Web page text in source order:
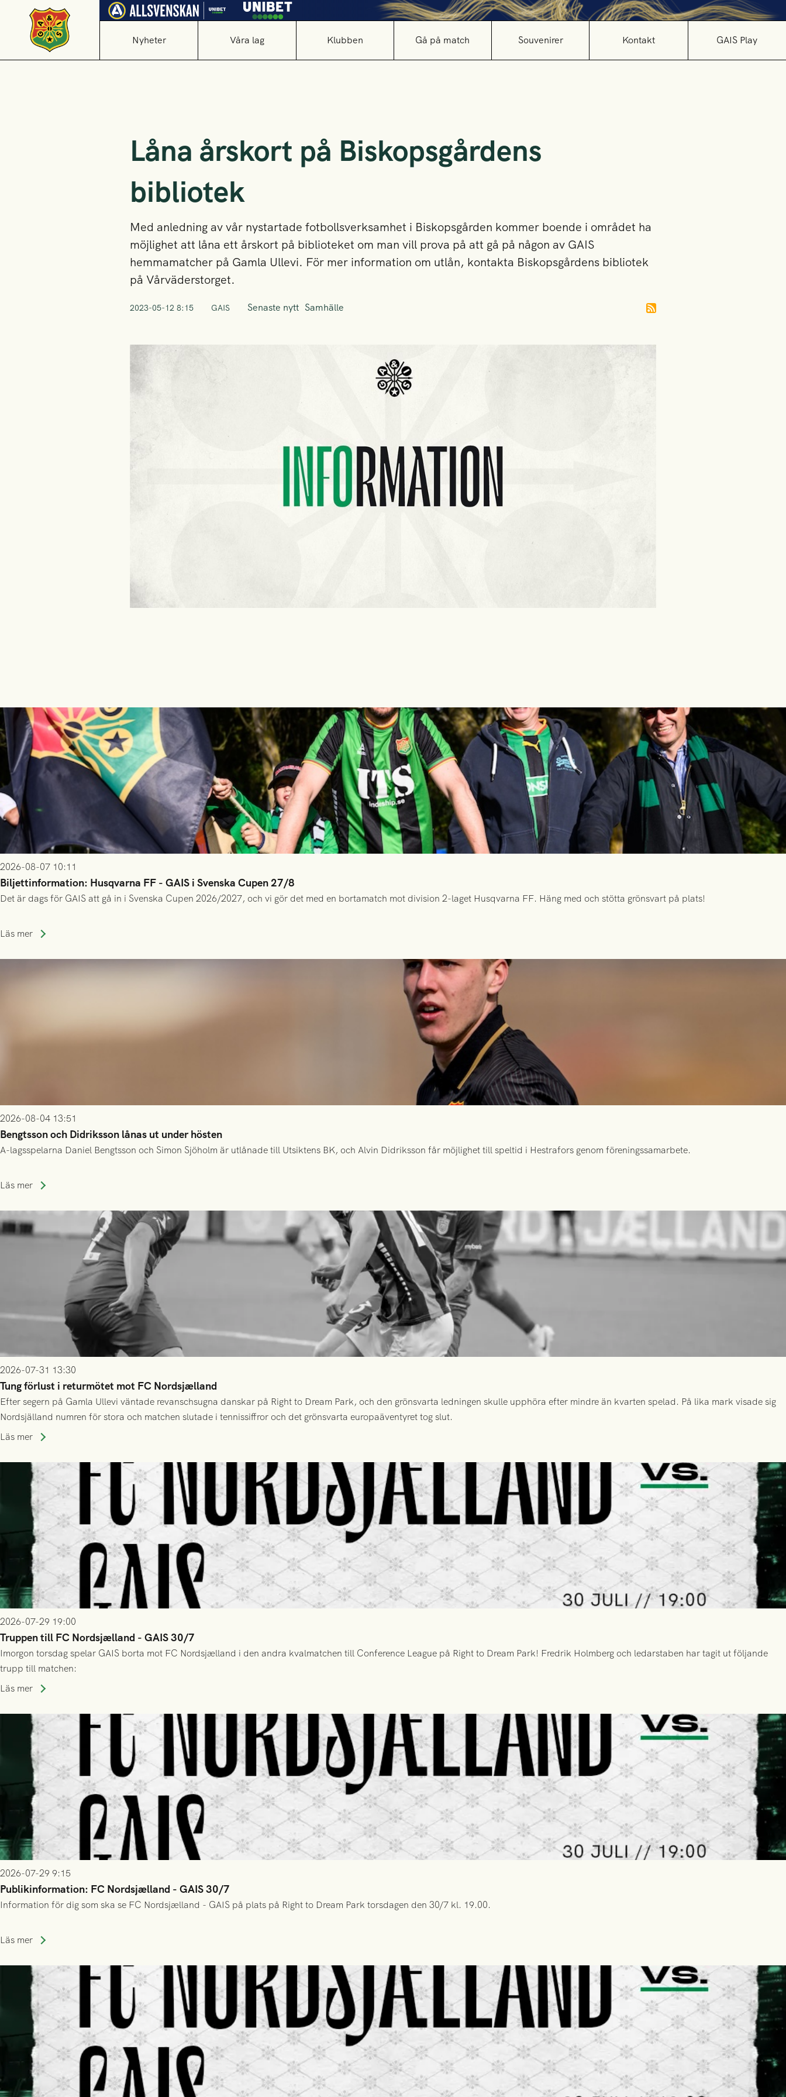
Nyheter Våra lag Klubben Gå på match Souvenirer Kontakt GAIS Play
Låna årskort på Biskopsgårdens
bibliotek
Med anledning av vår nystartade fotbollsverksamhet i Biskopsgården kommer boende i området ha
möjlighet att låna ett årskort på biblioteket om man vill prova på att gå på någon av GAIS
hemmamatcher på Gamla Ullevi. För mer information om utlån, kontakta Biskopsgårdens bibliotek
på Vårväderstorget.
2023-05-12 8:15 GAIS Senaste nytt Samhälle
2026-08-07 10:11
Biljettinformation: Husqvarna FF - GAIS i Svenska Cupen 27/8
Det är dags för GAIS att gå in i Svenska Cupen 2026/2027, och vi gör det med en bortamatch mot division 2-laget Husqvarna FF. Häng med och stötta grönsvart på plats!
Läs mer
2026-08-04 13:51
Bengtsson och Didriksson lånas ut under hösten
A-lagsspelarna Daniel Bengtsson och Simon Sjöholm är utlånade till Utsiktens BK, och Alvin Didriksson får möjlighet till speltid i Hestrafors genom föreningssamarbete.
Läs mer
2026-07-31 13:30
Tung förlust i returmötet mot FC Nordsjælland
Efter segern på Gamla Ullevi väntade revanschsugna danskar på Right to Dream Park, och den grönsvarta ledningen skulle upphöra efter mindre än kvarten spelad. På lika mark visade sig
Nordsjälland numren för stora och matchen slutade i tennissiffror och det grönsvarta europaäventyret tog slut.
Läs mer
2026-07-29 19:00
Truppen till FC Nordsjælland - GAIS 30/7
Imorgon torsdag spelar GAIS borta mot FC Nordsjælland i den andra kvalmatchen till Conference League på Right to Dream Park! Fredrik Holmberg och ledarstaben har tagit ut följande
trupp till matchen:
Läs mer
2026-07-29 9:15
Publikinformation: FC Nordsjælland - GAIS 30/7
Information för dig som ska se FC Nordsjælland - GAIS på plats på Right to Dream Park torsdagen den 30/7 kl. 19.00.
Läs mer